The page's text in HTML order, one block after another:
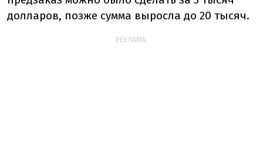
долларов, позже сумма выросла до 20 тысяч.
РЕКЛАМА: